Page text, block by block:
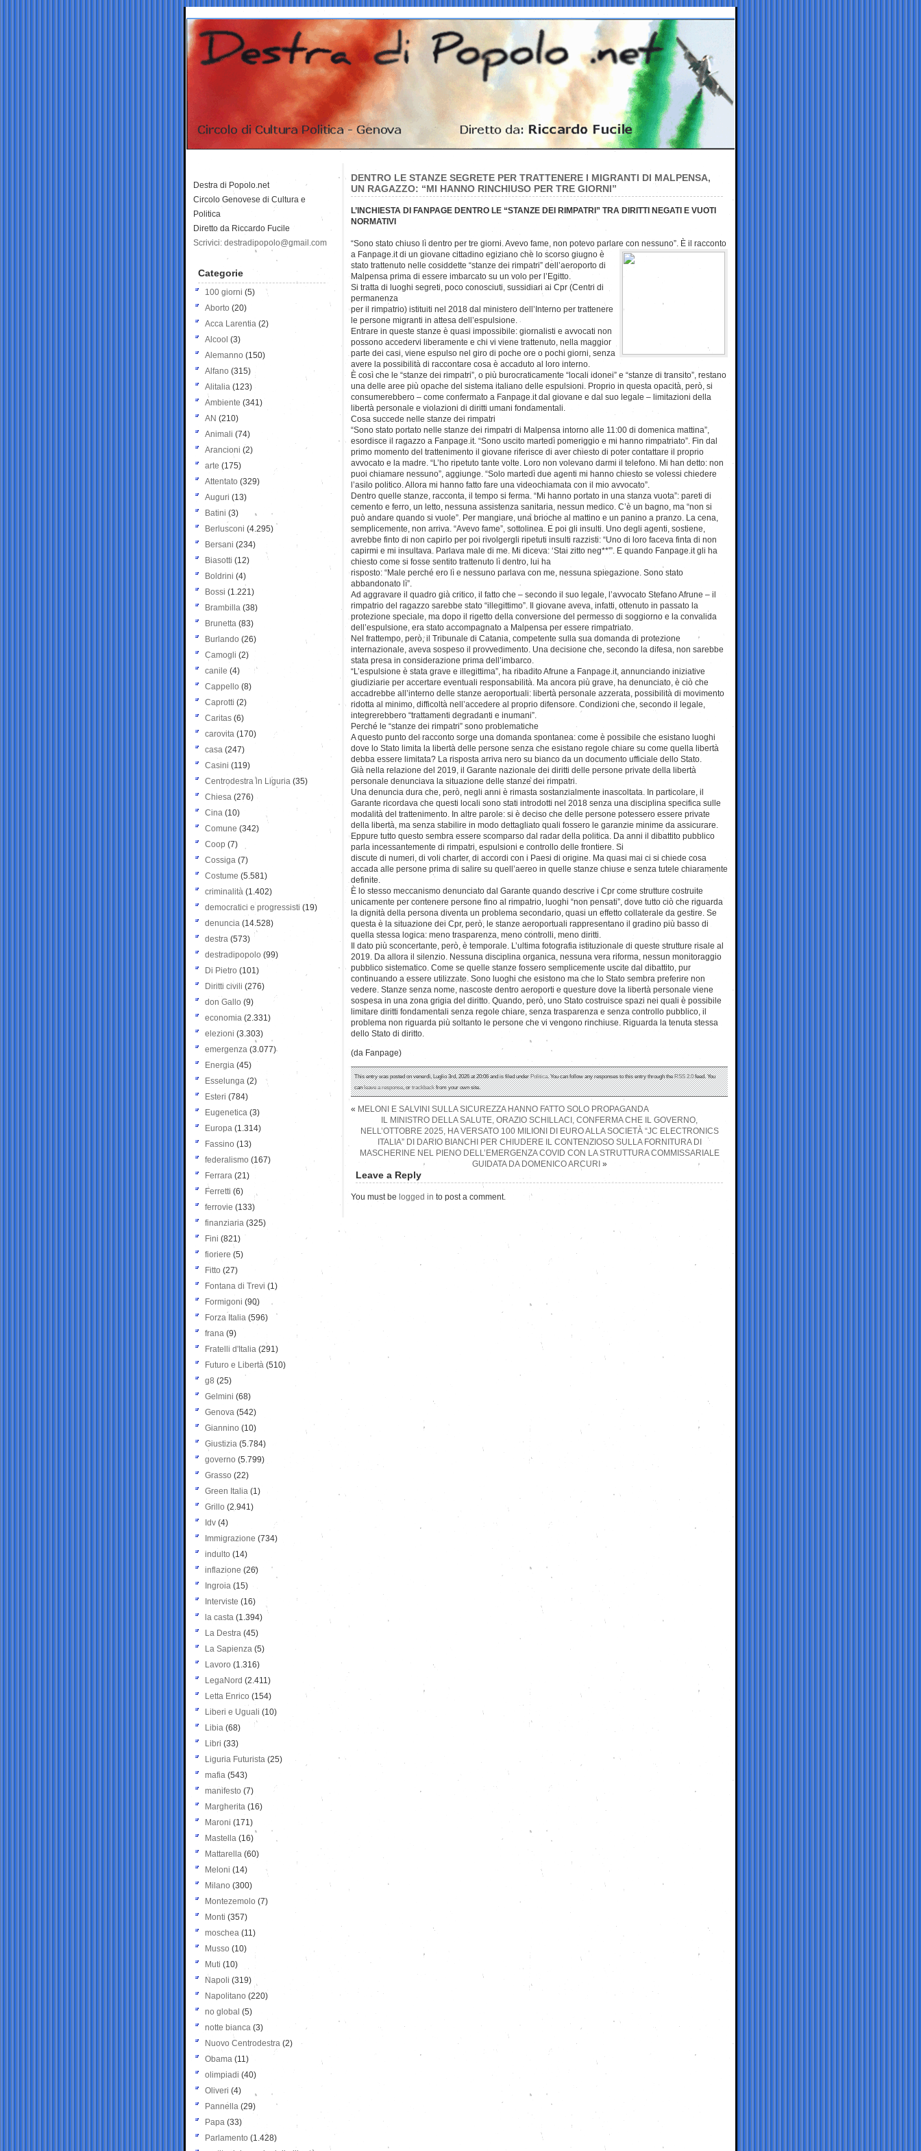
DENTRO LE STANZE SEGRETE PER TRATTENERE I MIGRANTI DI MALPENSA,
UN RAGAZZO: “MI HANNO RINCHIUSO PER TRE GIORNI”
L’INCHIESTA DI FANPAGE DENTRO LE “STANZE DEI RIMPATRI” TRA DIRITTI NEGATI E VUOTI
NORMATIVI
“Sono stato chiuso lì dentro per tre giorni. Avevo fame, non potevo parlare con nessuno”. È il racconto
a Fanpage.it di un giovane cittadino egiziano che lo scorso giugno è
stato trattenuto nelle cosiddette “stanze dei rimpatri” dell’aeroporto di
Malpensa prima di essere imbarcato su un volo per l’Egitto.
Si tratta di luoghi segreti, poco conosciuti, sussidiari ai Cpr (Centri di
permanenza
per il rimpatrio) istituiti nel 2018 dal ministero dell’Interno per trattenere
le persone migranti in attesa dell’espulsione.
Entrare in queste stanze è quasi impossibile: giornalisti e avvocati non
possono accedervi liberamente e chi vi viene trattenuto, nella maggior
parte dei casi, viene espulso nel giro di poche ore o pochi giorni, senza
avere la possibilità di raccontare cosa è accaduto al loro interno.
È così che le “stanze dei rimpatri”, o più burocraticamente “locali idonei” e “stanze di transito”, restano
una delle aree più opache del sistema italiano delle espulsioni. Proprio in questa opacità, però, si
consumerebbero – come confermato a Fanpage.it dal giovane e dal suo legale – limitazioni della
libertà personale e violazioni di diritti umani fondamentali.
Cosa succede nelle stanze dei rimpatri
“Sono stato portato nelle stanze dei rimpatri di Malpensa intorno alle 11:00 di domenica mattina”,
esordisce il ragazzo a Fanpage.it. “Sono uscito martedì pomeriggio e mi hanno rimpatriato”. Fin dal
primo momento del trattenimento il giovane riferisce di aver chiesto di poter contattare il proprio
avvocato e la madre. “L’ho ripetuto tante volte. Loro non volevano darmi il telefono. Mi han detto: non
puoi chiamare nessuno”, aggiunge. “Solo martedì due agenti mi hanno chiesto se volessi chiedere
l’asilo politico. Allora mi hanno fatto fare una videochiamata con il mio avvocato”.
Dentro quelle stanze, racconta, il tempo si ferma. “Mi hanno portato in una stanza vuota”: pareti di
cemento e ferro, un letto, nessuna assistenza sanitaria, nessun medico. C’è un bagno, ma “non si
può andare quando si vuole”. Per mangiare, una brioche al mattino e un panino a pranzo. La cena,
semplicemente, non arriva. “Avevo fame”, sottolinea. E poi gli insulti. Uno degli agenti, sostiene,
avrebbe finto di non capirlo per poi rivolgergli ripetuti insulti razzisti: “Uno di loro faceva finta di non
capirmi e mi insultava. Parlava male di me. Mi diceva: ‘Stai zitto neg**'”. E quando Fanpage.it gli ha
chiesto come si fosse sentito trattenuto lì dentro, lui ha
risposto: “Male perché ero lì e nessuno parlava con me, nessuna spiegazione. Sono stato
abbandonato lì”.
Ad aggravare il quadro già critico, il fatto che – secondo il suo legale, l’avvocato Stefano Afrune – il
rimpatrio del ragazzo sarebbe stato “illegittimo”. Il giovane aveva, infatti, ottenuto in passato la
protezione speciale, ma dopo il rigetto della conversione del permesso di soggiorno e la convalida
dell’espulsione, era stato accompagnato a Malpensa per essere rimpatriato.
Nel frattempo, però, il Tribunale di Catania, competente sulla sua domanda di protezione
internazionale, aveva sospeso il provvedimento. Una decisione che, secondo la difesa, non sarebbe
stata presa in considerazione prima dell’imbarco.
“L’espulsione è stata grave e illegittima”, ha ribadito Afrune a Fanpage.it, annunciando iniziative
giudiziarie per accertare eventuali responsabilità. Ma ancora più grave, ha denunciato, è ciò che
accadrebbe all’interno delle stanze aeroportuali: libertà personale azzerata, possibilità di movimento
ridotta al minimo, difficoltà nell’accedere al proprio difensore. Condizioni che, secondo il legale,
integrerebbero “trattamenti degradanti e inumani”.
Perché le “stanze dei rimpatri” sono problematiche
A questo punto del racconto sorge una domanda spontanea: come è possibile che esistano luoghi
dove lo Stato limita la libertà delle persone senza che esistano regole chiare su come quella libertà
debba essere limitata? La risposta arriva nero su bianco da un documento ufficiale dello Stato.
Già nella relazione del 2019, il Garante nazionale dei diritti delle persone private della libertà
personale denunciava la situazione delle stanze dei rimpatri.
Una denuncia dura che, però, negli anni è rimasta sostanzialmente inascoltata. In particolare, il
Garante ricordava che questi locali sono stati introdotti nel 2018 senza una disciplina specifica sulle
modalità del trattenimento. In altre parole: si è deciso che delle persone potessero essere private
della libertà, ma senza stabilire in modo dettagliato quali fossero le garanzie minime da assicurare.
Eppure tutto questo sembra essere scomparso dal radar della politica. Da anni il dibattito pubblico
parla incessantemente di rimpatri, espulsioni e controllo delle frontiere. Si
discute di numeri, di voli charter, di accordi con i Paesi di origine. Ma quasi mai ci si chiede cosa
accada alle persone prima di salire su quell’aereo in quelle stanze chiuse e senza tutele chiaramente
definite.
È lo stesso meccanismo denunciato dal Garante quando descrive i Cpr come strutture costruite
unicamente per contenere persone fino al rimpatrio, luoghi “non pensati”, dove tutto ciò che riguarda
la dignità della persona diventa un problema secondario, quasi un effetto collaterale da gestire. Se
questa è la situazione dei Cpr, però, le stanze aeroportuali rappresentano il gradino più basso di
quella stessa logica: meno trasparenza, meno controlli, meno diritti.
Il dato più sconcertante, però, è temporale. L’ultima fotografia istituzionale di queste strutture risale al
2019. Da allora il silenzio. Nessuna disciplina organica, nessuna vera riforma, nessun monitoraggio
pubblico sistematico. Come se quelle stanze fossero semplicemente uscite dal dibattito, pur
continuando a essere utilizzate. Sono luoghi che esistono ma che lo Stato sembra preferire non
vedere. Stanze senza nome, nascoste dentro aeroporti e questure dove la libertà personale viene
sospesa in una zona grigia del diritto. Quando, però, uno Stato costruisce spazi nei quali è possibile
limitare diritti fondamentali senza regole chiare, senza trasparenza e senza controllo pubblico, il
problema non riguarda più soltanto le persone che vi vengono rinchiuse. Riguarda la tenuta stessa
dello Stato di diritto.
(da Fanpage)
This entry was posted on venerdì, Luglio 3rd, 2026 at 20:06 and is filed underPolitica. You can follow any responses to this entry through theRSS 2.0feed. You
canleave a response, ortrackbackfrom your own site.
« MELONI E SALVINI SULLA SICUREZZA HANNO FATTO SOLO PROPAGANDA
IL MINISTRO DELLA SALUTE, ORAZIO SCHILLACI, CONFERMA CHE IL GOVERNO,
NELL’OTTOBRE 2025, HA VERSATO 100 MILIONI DI EURO ALLA SOCIETÀ “JC ELECTRONICS
ITALIA” DI DARIO BIANCHI PER CHIUDERE IL CONTENZIOSO SULLA FORNITURA DI
MASCHERINE NEL PIENO DELL’EMERGENZA COVID CON LA STRUTTURA COMMISSARIALE
GUIDATA DA DOMENICO ARCURI »
Leave a Reply
You must be logged in to post a comment.
Destra di Popolo.net
Circolo Genovese di Cultura e
Politica
Diretto da Riccardo Fucile
Scrivici: destradipopolo@gmail.com
Categorie
100 giorni (5)
Aborto (20)
Acca Larentia (2)
Alcool (3)
Alemanno (150)
Alfano (315)
Alitalia (123)
Ambiente (341)
AN (210)
Animali (74)
Arancioni (2)
arte (175)
Attentato (329)
Auguri (13)
Batini (3)
Berlusconi (4.295)
Bersani (234)
Biasotti (12)
Boldrini (4)
Bossi (1.221)
Brambilla (38)
Brunetta (83)
Burlando (26)
Camogli (2)
canile (4)
Cappello (8)
Caprotti (2)
Caritas (6)
carovita (170)
casa (247)
Casini (119)
Centrodestra in Liguria (35)
Chiesa (276)
Cina (10)
Comune (342)
Coop (7)
Cossiga (7)
Costume (5.581)
criminalità (1.402)
democratici e progressisti (19)
denuncia (14.528)
destra (573)
destradipopolo (99)
Di Pietro (101)
Diritti civili (276)
don Gallo (9)
economia (2.331)
elezioni (3.303)
emergenza (3.077)
Energia (45)
Esselunga (2)
Esteri (784)
Eugenetica (3)
Europa (1.314)
Fassino (13)
federalismo (167)
Ferrara (21)
Ferretti (6)
ferrovie (133)
finanziaria (325)
Fini (821)
fioriere (5)
Fitto (27)
Fontana di Trevi (1)
Formigoni (90)
Forza Italia (596)
frana (9)
Fratelli d'Italia (291)
Futuro e Libertà (510)
g8 (25)
Gelmini (68)
Genova (542)
Giannino (10)
Giustizia (5.784)
governo (5.799)
Grasso (22)
Green Italia (1)
Grillo (2.941)
Idv (4)
Immigrazione (734)
indulto (14)
inflazione (26)
Ingroia (15)
Interviste (16)
la casta (1.394)
La Destra (45)
La Sapienza (5)
Lavoro (1.316)
LegaNord (2.411)
Letta Enrico (154)
Liberi e Uguali (10)
Libia (68)
Libri (33)
Liguria Futurista (25)
mafia (543)
manifesto (7)
Margherita (16)
Maroni (171)
Mastella (16)
Mattarella (60)
Meloni (14)
Milano (300)
Montezemolo (7)
Monti (357)
moschea (11)
Musso (10)
Muti (10)
Napoli (319)
Napolitano (220)
no global (5)
notte bianca (3)
Nuovo Centrodestra (2)
Obama (11)
olimpiadi (40)
Oliveri (4)
Pannella (29)
Papa (33)
Parlamento (1.428)